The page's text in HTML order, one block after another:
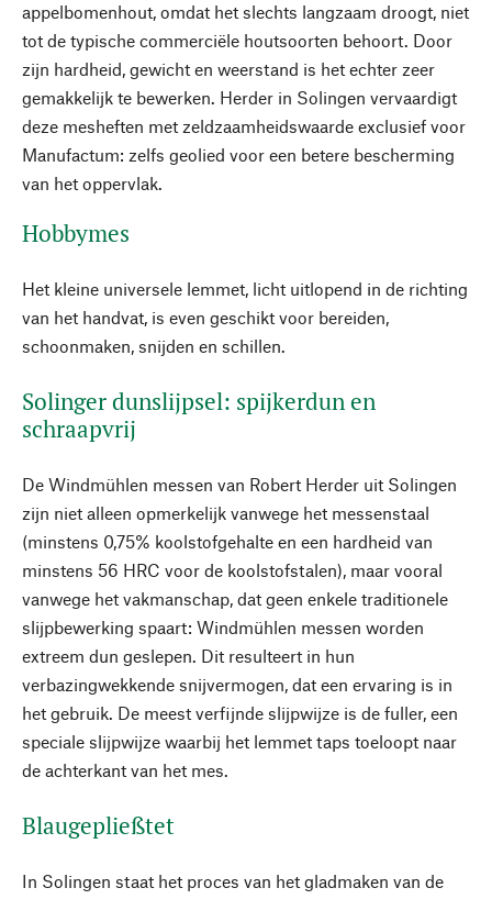
appelbomenhout, omdat het slechts langzaam droogt, niet
tot de typische commerciële houtsoorten behoort. Door
zijn hardheid, gewicht en weerstand is het echter zeer
gemakkelijk te bewerken. Herder in Solingen vervaardigt
deze mesheften met zeldzaamheidswaarde exclusief voor
Manufactum: zelfs geolied voor een betere bescherming
van het oppervlak.
Hobbymes
Het kleine universele lemmet, licht uitlopend in de richting
van het handvat, is even geschikt voor bereiden,
schoonmaken, snijden en schillen.
Solinger dunslijpsel: spijkerdun en
schraapvrij
De Windmühlen messen van Robert Herder uit Solingen
zijn niet alleen opmerkelijk vanwege het messenstaal
(minstens 0,75% koolstofgehalte en een hardheid van
minstens 56 HRC voor de koolstofstalen), maar vooral
vanwege het vakmanschap, dat geen enkele traditionele
slijpbewerking spaart: Windmühlen messen worden
extreem dun geslepen. Dit resulteert in hun
verbazingwekkende snijvermogen, dat een ervaring is in
het gebruik. De meest verfijnde slijpwijze is de fuller, een
speciale slijpwijze waarbij het lemmet taps toeloopt naar
de achterkant van het mes.
Blaugepließtet
In Solingen staat het proces van het gladmaken van de